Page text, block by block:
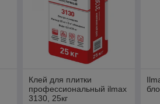
Клей для плитки
профессиональный ilmax
3130, 25кг